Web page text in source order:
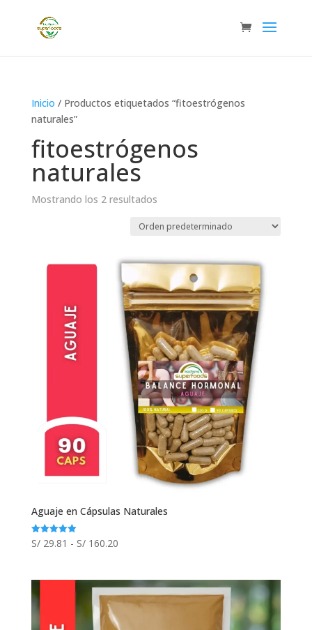
Inicio / Productos etiquetados “fitoestrógenos
naturales”
fitoestrógenos
naturales
Mostrando los 2 resultados
Aguaje en Cápsulas Naturales
Valorado
con
S/29.81 - S/160.20Rango
desde
S/ 29.81
hasta